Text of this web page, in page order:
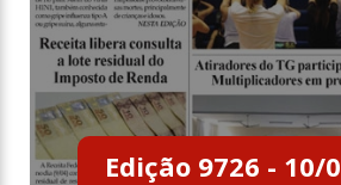
Edição 9726 - 10/